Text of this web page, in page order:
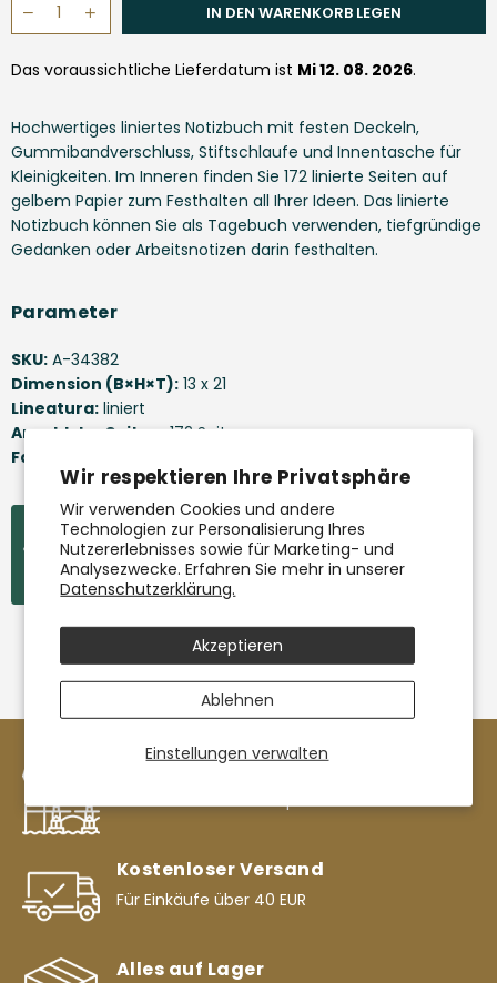
Wir respektieren Ihre Privatsphäre
Wir verwenden Cookies und andere
Technologien zur Personalisierung Ihres
Nutzererlebnisses sowie für Marketing- und
Analysezwecke. Erfahren Sie mehr in unserer
Datenschutzerklärung.
Einstellungen verwalten
Akzeptieren
Ablehnen
IN DEN WARENKORB LEGEN
Das voraussichtliche Lieferdatum ist Mi 12. 08. 2026.
Hochwertiges liniertes Notizbuch mit festen Deckeln,
Gummibandverschluss, Stiftschlaufe und Innentasche für
Kleinigkeiten. Im Inneren finden Sie 172 linierte Seiten auf
gelbem Papier zum Festhalten all Ihrer Ideen. Das linierte
Notizbuch können Sie als Tagebuch verwenden, tiefgründige
Gedanken oder Arbeitsnotizen darin festhalten.
Parameter
SKU: A-34382
Dimension (B×H×T): 13 x 21
Lineatura: liniert
Anzahl der Seiten:
172 Seiten
Farbe:
Die Herstellung dieses Produkts unterliegt der
FSC-Zertifizierung. Lizenznummer N004425.
Europäische Marke
Wir unterstützen europäische Produktion
Kostenloser Versand
Für Einkäufe über 40 EUR
Alles auf Lager